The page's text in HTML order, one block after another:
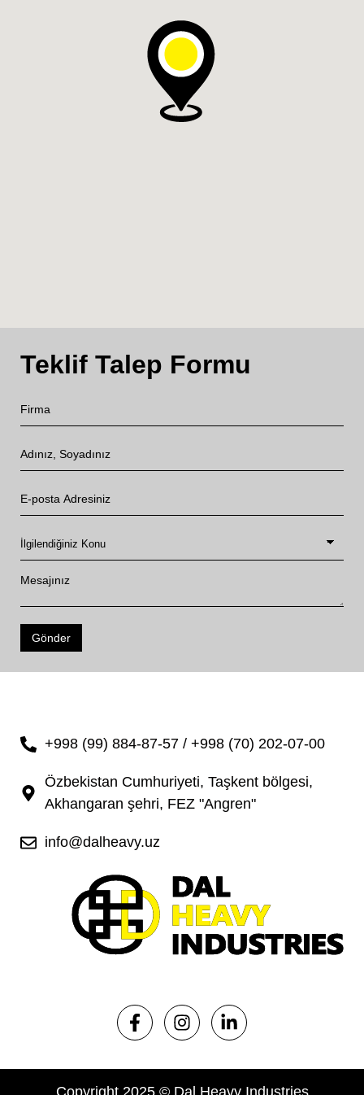
Teklif Talep Formu
Gönder
+998 (99) 884-87-57 / +998 (70) 202-07-00
Özbekistan Cumhuriyeti, Taşkent bölgesi,
Akhangaran şehri, FEZ "Angren"
info@dalheavy.uz